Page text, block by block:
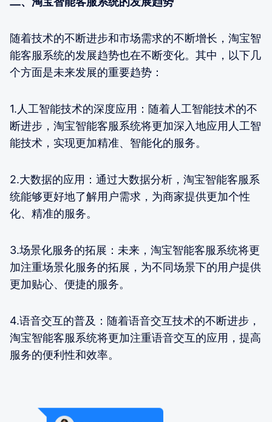
随着技术的不断进步和市场需求的不断增长，淘宝智
能客服系统的发展趋势也在不断变化。其中，以下几
个方面是未来发展的重要趋势：
1.人工智能技术的深度应用：随着人工智能技术的不
断进步，淘宝智能客服系统将更加深入地应用人工智
能技术，实现更加精准、智能化的服务。
2.大数据的应用：通过大数据分析，淘宝智能客服系
统能够更好地了解用户需求，为商家提供更加个性
化、精准的服务。
3.场景化服务的拓展：未来，淘宝智能客服系统将更
加注重场景化服务的拓展，为不同场景下的用户提供
更加贴心、便捷的服务。
4.语音交互的普及：随着语音交互技术的不断进步，
淘宝智能客服系统将更加注重语音交互的应用，提高
服务的便利性和效率。